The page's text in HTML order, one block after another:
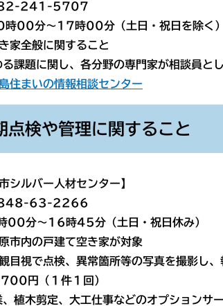
241-5707
分～17時00分（土日・祝日を除く）
般に関すること
題に関し、各分野の専門家が相談員と
住まいの情報相談センター
点検や管理に関すること
シルバー人材センター】
63-2266
～16時45分（土日・祝日休み）
の戸建て空き家が対象
異常箇所等の写真を撮影し、報
（１件１回）
木剪定、大工仕事などのオプションサー